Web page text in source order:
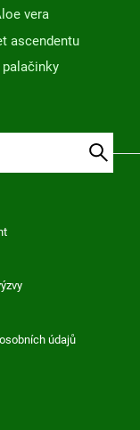
vera
ascendentu
údajů